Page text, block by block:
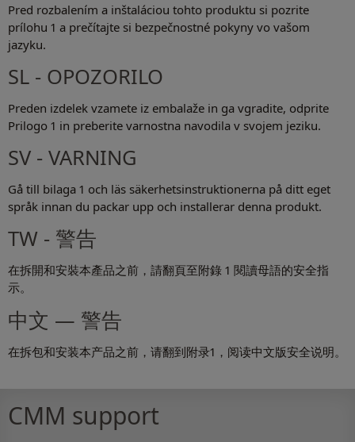
Pred rozbalením a inštaláciou tohto produktu si pozrite
prílohu 1 a prečítajte si bezpečnostné pokyny vo vašom
jazyku.
SL - OPOZORILO
Preden izdelek vzamete iz embalaže in ga vgradite, odprite
Prilogo 1 in preberite varnostna navodila v svojem jeziku.
SV - VARNING
Gå till bilaga 1 och läs säkerhetsinstruktionerna på ditt eget
språk innan du packar upp och installerar denna produkt.
TW - 警告
在拆開和安裝本產品之前，請翻頁至附錄 1 閱讀母語的安全指
示。
中文 — 警告
在拆包和安装本产品之前，请翻到附录1，阅读中文版安全说明。
CMM support